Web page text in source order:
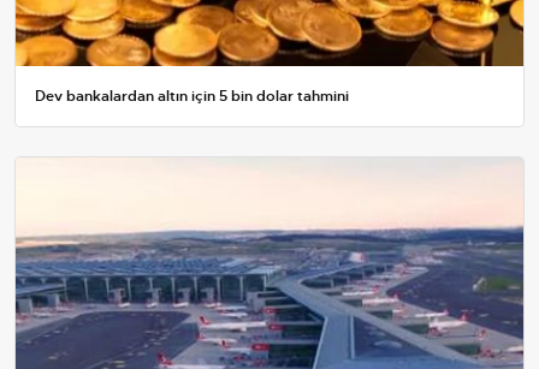
Dev bankalardan altın için 5 bin dolar tahmini